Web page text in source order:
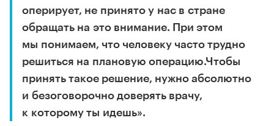
оперирует, не принято у нас в стране
обращать на это внимание. При этом
мы понимаем, что человеку часто трудно
решиться на плановую операцию.Чтобы
принять такое решение, нужно абсолютно
и безоговорочно доверять врачу,
к которому ты идешь».